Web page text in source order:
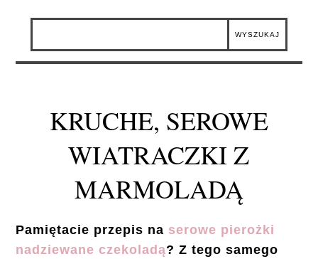
KRUCHE, SEROWE
WIATRACZKI Z
MARMOLADĄ
Pamiętacie przepis na serowe pierożki
nadziewane czekoladą? Z tego samego